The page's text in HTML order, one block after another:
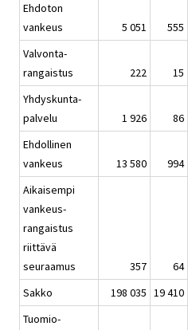
Ehdoton
vankeus
5 051 555
Valvonta-
rangaistus
222 15
Yhdyskunta-
palvelu
1 926 86
Ehdollinen
vankeus
13 580 994
Aikaisempi
vankeus-
rangaistus
riittävä
seuraamus
357 64
Sakko
198 035 19 410
Tuomio-